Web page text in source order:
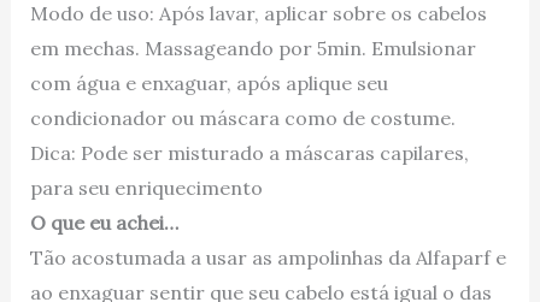
Modo de uso: Após lavar, aplicar sobre os cabelos
em mechas. Massageando por 5min. Emulsionar
com água e enxaguar, após aplique seu
condicionador ou máscara como de costume.
Dica: Pode ser misturado a máscaras capilares,
para seu enriquecimento
O que eu achei…
Tão acostumada a usar as ampolinhas da Alfaparf e
ao enxaguar sentir que seu cabelo está igual o das